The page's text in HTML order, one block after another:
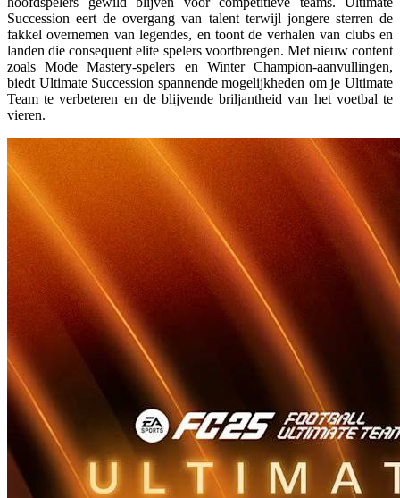
Succession eert de overgang van talent terwijl jongere sterren de
fakkel overnemen van legendes, en toont de verhalen van clubs en
landen die consequent elite spelers voortbrengen. Met nieuw content
zoals Mode Mastery-spelers en Winter Champion-aanvullingen,
biedt Ultimate Succession spannende mogelijkheden om je Ultimate
Team te verbeteren en de blijvende briljantheid van het voetbal te
vieren.